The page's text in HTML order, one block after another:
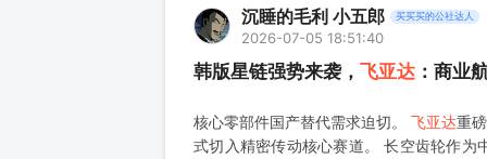
沉睡的毛利 小五郎 买买买的公社达人
2026-07-05 18:51:40
韩版星链强势来袭， 飞亚达 ：商业
核心零部件国产替代需求迫切。 飞亚达重
式切入精密传动核心赛道。 长空齿轮作为